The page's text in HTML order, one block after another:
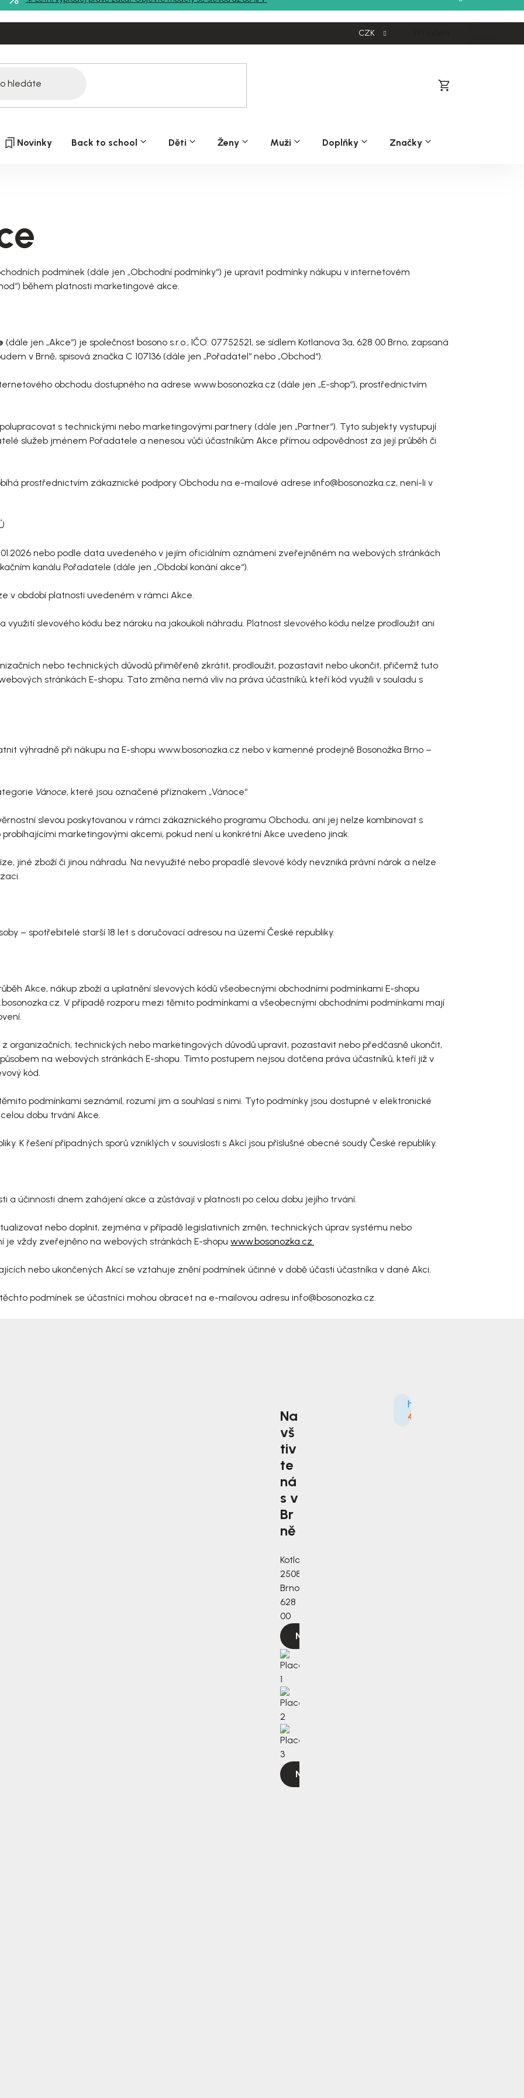
CZK
Nákupní
Novinky Back to school Děti Ženy Muži Doplňky Značky
podmínek (dále jen „Obchodní podmínky“) je upravit podmínky nákupu v internetovém
během platnosti marketingové akce.
(dále jen „Akce“) je společnost bosono s.r.o., IČO: 07752521, se sídlem Kotlanova 3a, 628 00 Brno, zapsaná
v Brně, spisová značka C 107136 (dále jen „Pořadatel“ nebo „Obchod“).
obchodu dostupného na adrese www.bosonozka.cz (dále jen „E-shop“), prostřednictvím
s technickými nebo marketingovými partnery (dále jen „Partner“). Tyto subjekty vystupují
služeb jménem Pořadatele a nenesou vůči účastníkům Akce přímou odpovědnost za její průběh či
prostřednictvím zákaznické podpory Obchodu na e-mailové adrese info@bosonozka.cz, není-li v
nebo podle data uvedeného v jejím oficiálním oznámení zveřejněném na webových stránkách
kanálu Pořadatele (dále jen „Období konání akce“).
v období platnosti uvedeném v rámci Akce.
využití slevového kódu bez nároku na jakoukoli náhradu. Platnost slevového kódu nelze prodloužit ani
nebo technických důvodů přiměřeně zkrátit, prodloužit, pozastavit nebo ukončit, přičemž tuto
stránkách E-shopu. Tato změna nemá vliv na práva účastníků, kteří kód využili v souladu s
výhradně při nákupu na E-shopu www.bosonozka.cz nebo v kamenné prodejně Bosonožka Brno –
Vánoce, které jsou označené příznakem „Vánoce“
slevou poskytovanou v rámci zákaznického programu Obchodu, ani jej nelze kombinovat s
marketingovými akcemi, pokud není u konkrétní Akce uvedeno jinak.
jiné zboží či jinou náhradu. Na nevyužité nebo propadlé slevové kódy nevzniká právní nárok a nelze
– spotřebitelé starší 18 let s doručovací adresou na území České republiky.
Akce, nákup zboží a uplatnění slevových kódů všeobecnými obchodními podmínkami E-shopu
V případě rozporu mezi těmito podmínkami a všeobecnými obchodními podmínkami mají
z organizačních, technických nebo marketingových důvodů upravit, pozastavit nebo předčasně ukončit,
na webových stránkách E-shopu. Tímto postupem nejsou dotčena práva účastníků, kteří již v
kód.
podmínkami seznámil, rozumí jim a souhlasí s nimi. Tyto podmínky jsou dostupné v elektronické
dobu trvání Akce.
K řešení případných sporů vzniklých v souvislosti s Akcí jsou příslušné obecné soudy České republiky.
a účinnosti dnem zahájení akce a zůstávají v platnosti po celou dobu jejího trvání.
nebo doplnit, zejména v případě legislativních změn, technických úprav systému nebo
vždy zveřejněno na webových stránkách E-shopu www.bosonozka.cz.
nebo ukončených Akcí se vztahuje znění podmínek účinné v době účasti účastníka v dané Akci.
podmínek se účastníci mohou obracet na e-mailovou adresu info@bosonozka.cz.
Na
vš
tiv
te
ná
s v
Br
ně
Kotlanova
2508/3a,
Brno,
628
00
Navigovat
Navigovat
4.9